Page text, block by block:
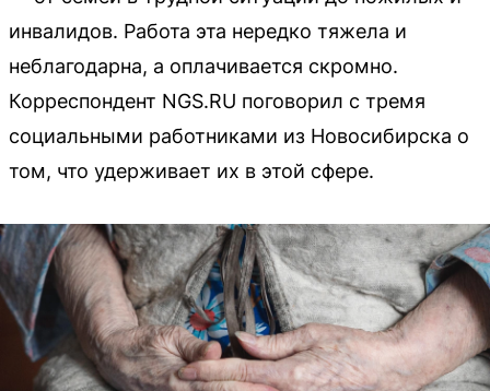
инвалидов. Работа эта нередко тяжела и
неблагодарна, а оплачивается скромно.
Корреспондент NGS.RU поговорил с тремя
социальными работниками из Новосибирска о
том, что удерживает их в этой сфере.